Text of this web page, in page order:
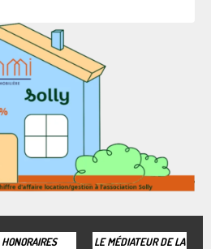
HONORAIRES
LE MÉDIATEUR DE LA